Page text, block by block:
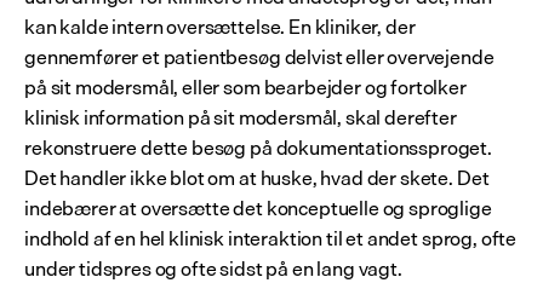
kan kalde intern oversættelse. En kliniker, der
gennemfører et patientbesøg delvist eller overvejende
på sit modersmål, eller som bearbejder og fortolker
klinisk information på sit modersmål, skal derefter
rekonstruere dette besøg på dokumentationssproget.
Det handler ikke blot om at huske, hvad der skete. Det
indebærer at oversætte det konceptuelle og sproglige
indhold af en hel klinisk interaktion til et andet sprog, ofte
under tidspres og ofte sidst på en lang vagt.